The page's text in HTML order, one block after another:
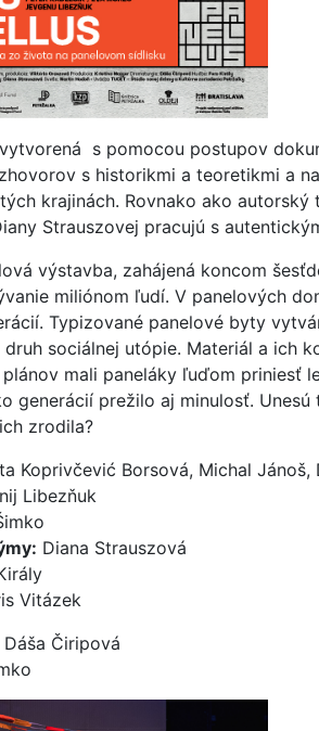
s pomocou postupov
s historikmi a teoretikmi a
krajinách. Rovnako ako autorský
Strauszovej pracujú s
výstavba, zahájená koncom
miliónom ľudí. V panelových
Typizované panelové byty
sociálnej utópie. Materiál a ich
mali paneláky ľuďom priniesť
generácií prežilo aj minulosť.
zrodila?
Koprivčević Borsová, Michal
Libezňuk
Diana Strauszová
Vitázek
Dáša Čiripová